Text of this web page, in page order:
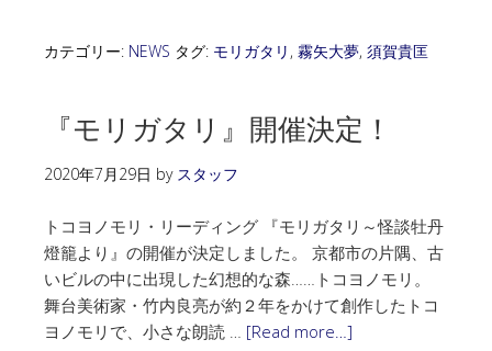
カテゴリー: NEWS タグ: モリガタリ , 霧矢大夢, 須賀貴匡
『モリガタリ』開催決定！
2020年7月29日 by スタッフ
トコヨノモリ・リーディング 『モリガタリ～怪談牡丹
燈籠より』の開催が決定しました。 京都市の片隅、古
いビルの中に出現した幻想的な森……トコヨノモリ。
舞台美術家・竹内良亮が約２年をかけて創作したトコ
ヨノモリで、小さな朗読 … [Read more…]